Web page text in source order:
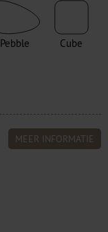
Pebble Cube
MEER INFORMATIE